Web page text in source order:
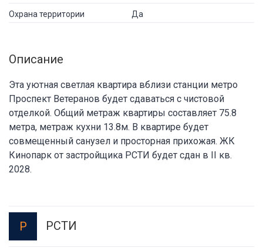
Охрана территории Да
Описание
Эта уютная светлая квартира вблизи станции метро
Проспект Ветеранов будет сдаваться с чистовой
отделкой. Общий метраж квартиры составляет 75.8
метра, метраж кухни 13.8м. В квартире будет
совмещенный санузел и просторная прихожая. ЖК
Кинопарк от застройщика РСТИ будет сдан в II кв.
2028.
Р РСТИ